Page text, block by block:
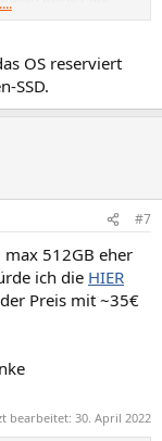
ausreichen
OS reserviert
SSD.
#7
512GB eher
ich die HIER
Preis mit ~35€
bearbeitet: 30. April 2022